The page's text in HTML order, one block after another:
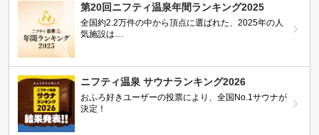
第20回ニフティ温泉年間ランキング2025
全国約2.2万件の中から頂点に選ばれた、2025年の人
気施設は…
ニフティ温泉 サウナランキング2026
おふろ好きユーザーの投票により、全国No.1サウナが
決定！